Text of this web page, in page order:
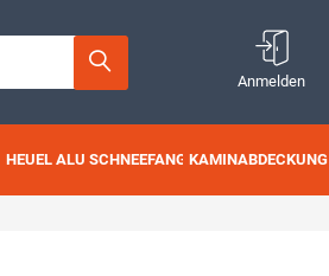
Anmelden
HEUEL ALU SCHNEEFANG KAMINABDECKUNG